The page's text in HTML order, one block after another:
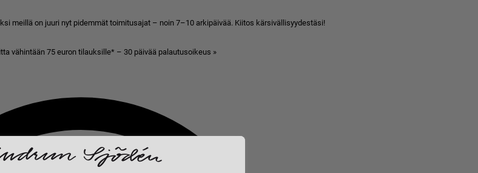
meillä on juuri nyt pidemmät toimitusajat – noin 7–10 arkipäivää. Kiitos kärsivällisyydestäsi!
vähintään 75 euron tilauksille* – 30 päivää palautusoikeus »